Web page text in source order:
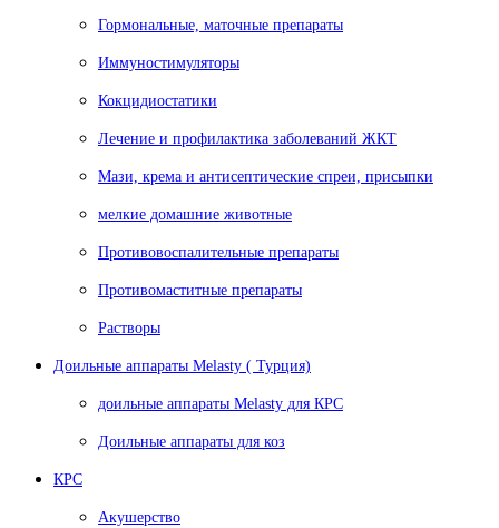
Гормональные, маточные препараты
Иммуностимуляторы
Кокцидиостатики
Лечение и профилактика заболеваний ЖКТ
Мази, крема и антисептические спреи, присыпки
мелкие домашние животные
Противовоспалительные препараты
Противомаститные препараты
Растворы
Доильные аппараты Melasty ( Турция)
доильные аппараты Melasty для КРС
Доильные аппараты для коз
КРС
Акушерство